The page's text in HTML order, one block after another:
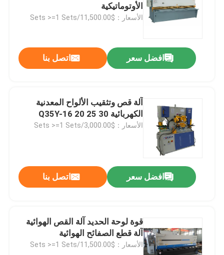
الأوتوماتيكية
الأسعار：$11,500.00/Sets >=1 Sets
افضل سعر اتصل بنا
آلة قص وتثقيب الألواح المعدنية
الكهربائية Q35Y-16 20 25 30
الأسعار：$3,000.00/Sets >=1 Sets
افضل سعر اتصل بنا
قوة لوحة الحديد آلة القص الهوائية
آلة قطع الصفائح الهوائية
الأسعار：$11,500.00/Sets >=1 Sets